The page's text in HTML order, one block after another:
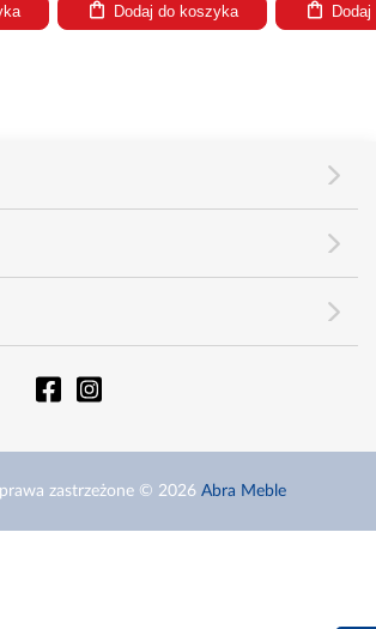
Dodaj do koszyka
zastrzeżone © 2026 Abra Meble